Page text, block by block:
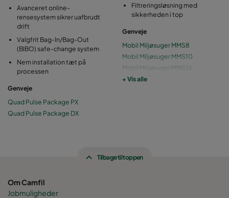
Avanceret online-
rensesystem sikrer uafbrudt
drift
Valgfrit Bag-In/Bag-Out
(BIBO) safe-change system
Nem installation tæt på
processen
Genveje
Quad Pulse Package PX
Quad Pulse Package DX
Filtreringsløsning med
sikkerheden i top
Genveje
Mobil Miljøsuger MMS8
Mobil Miljøsuger MMS10
Mobil Miljøsuger MMS16
Mobil Miljøsuger MMS20
+ Vis alle
Tilbage til toppen
Om Camfil
Jobmuligheder